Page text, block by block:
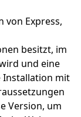
von Express,
besitzt, im
und eine
Installation mit
Version, um